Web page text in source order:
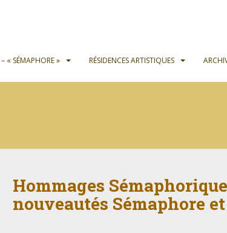
« SÉMAPHORE » RÉSIDENCES ARTISTIQUES
Hommages
nouveautés Sémaphore